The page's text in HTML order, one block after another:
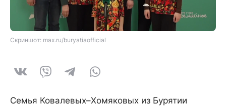
Скриншот: max.ru/buryatiaofficial
Семья Ковалевых–Хомяковых из Бурятии